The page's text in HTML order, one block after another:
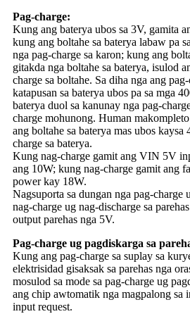
Pag-charge:
Kung ang baterya ubos sa 3V, gamita
kung ang boltahe sa baterya labaw pa
nga pag-charge sa karon; kung ang
gitakda nga boltahe sa baterya, isulod
charge sa boltahe. Sa diha nga ang
katapusan sa baterya ubos pa sa mga
baterya duol sa kanunay nga pag-
charge mohunong. Human
ang boltahe sa baterya mas ubos kaysa
charge sa baterya.
Kung nag-charge gamit ang VIN 5V
ang 10W; kung nag-charge gamit ang
power kay 18W.
Nagsuporta sa dungan nga pag-charge
nag-charge ug nag-discharge sa
output parehas nga 5V.
Pag-charge ug pagdiskarga sa
Kung ang pag-charge sa suplay sa
elektrisidad gisaksak sa parehas nga
mosulod sa mode sa pag-charge ug
ang chip awtomatik nga magpalong sa
input request.